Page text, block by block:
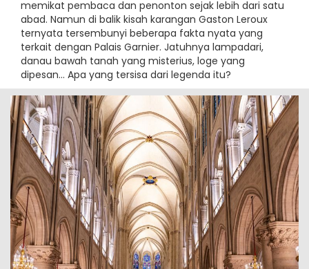
memikat pembaca dan penonton sejak lebih dari satu
abad. Namun di balik kisah karangan Gaston Leroux
ternyata tersembunyi beberapa fakta nyata yang
terkait dengan Palais Garnier. Jatuhnya lampadari,
danau bawah tanah yang misterius, loge yang
dipesan... Apa yang tersisa dari legenda itu?